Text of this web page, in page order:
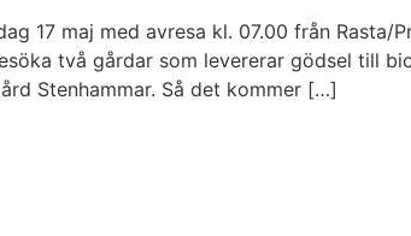
17 maj med avresa kl. 07.00 från Rasta/
två gårdar som levererar gödsel till
Stenhammar. Så det kommer […]